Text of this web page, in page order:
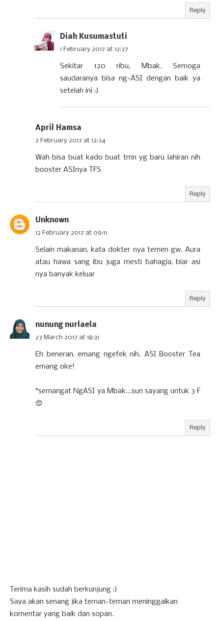
Reply
Diah Kusumastuti
1 February 2017 at 12:37
Sekitar 120 ribu, Mbak. Semoga
saudaranya bisa ng-ASI dengan baik ya
setelah ini :)
April Hamsa
2 February 2017 at 12:34
Wah bisa buat kado buat tmn yg baru lahiran nih
booster ASInya TFS
Reply
Unknown
12 February 2017 at 09:11
Selain makanan, kata dokter nya temen gw. Aura
atau hawa sang ibu juga mesti bahagia, biar asi
nya banyak keluar
Reply
nunung nurlaela
23 March 2017 at 18:31
Eh beneran, emang ngefek nih. ASI Booster Tea
emang oke!
*semangat NgASI ya Mbak...sun sayang untuk 3 F
😍
Reply
Terima kasih sudah berkunjung :)
Saya akan senang jika teman-teman meninggalkan
komentar yang baik dan sopan.